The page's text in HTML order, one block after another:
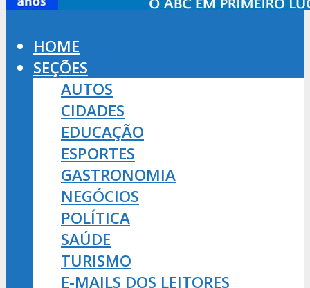
HOME
SEÇÕES
AUTOS
CIDADES
EDUCAÇÃO
ESPORTES
GASTRONOMIA
NEGÓCIOS
POLÍTICA
SAÚDE
TURISMO
E-MAILS DOS LEITORES